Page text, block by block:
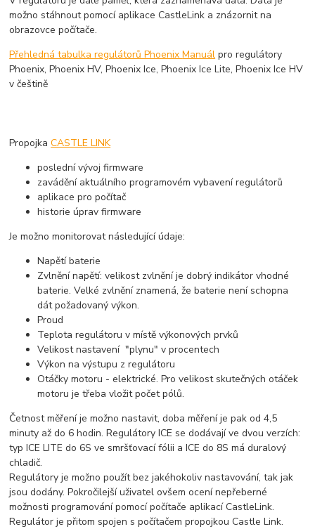
možno stáhnout pomocí aplikace CastleLink a znázornit na
obrazovce počítače.
Přehledná tabulka regulátorů PhoenixManuál pro regulátory
Phoenix, Phoenix HV, Phoenix Ice, Phoenix Ice Lite, Phoenix Ice HV
v češtině
PropojkaCASTLE LINK
poslední vývoj firmware
zavádění aktuálního programovém vybavení regulátorů
aplikace pro počítač
historie úprav firmware
Je možno monitorovat následující údaje:
Napětí baterie
Zvlnění napětí: velikost zvlnění je dobrý indikátor vhodné
baterie. Velké zvlnění znamená, že baterie není schopna
dát požadovaný výkon.
Proud
Teplota regulátoru v místě výkonových prvků
Velikost nastavení "plynu" v procentech
Výkon na výstupu z regulátoru
Otáčky motoru - elektrické. Pro velikost skutečných otáček
motoru je třeba vložit počet pólů.
Četnost měření je možno nastavit, doba měření je pak od 4,5
minuty až do 6 hodin. Regulátory ICE se dodávají ve dvou verzích:
typ ICE LITE do 6S ve smršťovací fólii a ICE do 8S má duralový
chladič.
Regulátory je možno použít bez jakéhokoliv nastavování, tak jak
jsou dodány. Pokročilejší uživatel ovšem ocení nepřeberné
možnosti programování pomocí počítače aplikací CastleLink.
Regulátor je přitom spojen s počítačem propojkou Castle Link.